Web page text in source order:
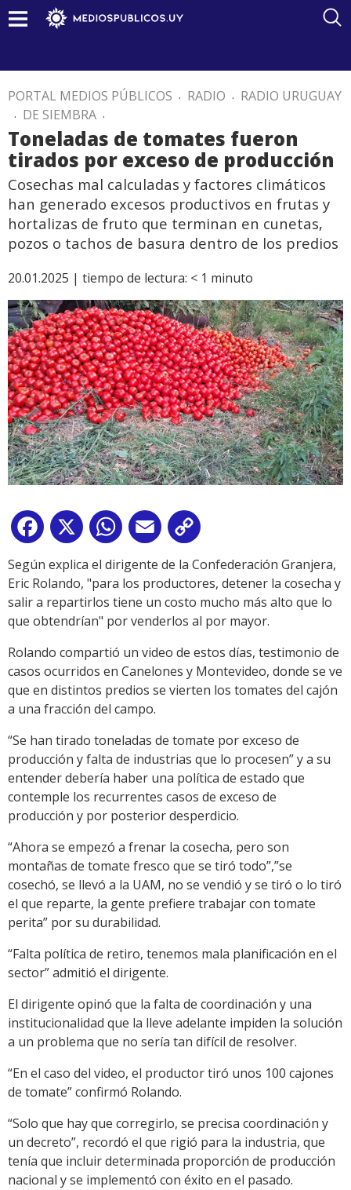
PORTAL MEDIOS PÚBLICOS . RADIO . RADIO URUGUAY
. DE SIEMBRA .
Toneladas de tomates fueron
tirados por exceso de producción
Cosechas mal calculadas y factores climáticos
han generado excesos productivos en frutas y
hortalizas de fruto que terminan en cunetas,
pozos o tachos de basura dentro de los predios
20.01.2025 | tiempo de lectura: < 1 minuto
Facebook
X WhatsApp
Email
Link
Según explica el dirigente de la Confederación Granjera,
Eric Rolando, "para los productores, detener la cosecha y
salir a repartirlos tiene un costo mucho más alto que lo
que obtendrían" por venderlos al por mayor.
Rolando compartió un video de estos días, testimonio de
casos ocurridos en Canelones y Montevideo, donde se ve
que en distintos predios se vierten los tomates del cajón
a una fracción del campo.
“Se han tirado toneladas de tomate por exceso de
producción y falta de industrias que lo procesen” y a su
entender debería haber una política de estado que
contemple los recurrentes casos de exceso de
producción y por posterior desperdicio.
“Ahora se empezó a frenar la cosecha, pero son
montañas de tomate fresco que se tiró todo”,”se
cosechó, se llevó a la UAM, no se vendió y se tiró o lo tiró
el que reparte, la gente prefiere trabajar con tomate
perita” por su durabilidad.
“Falta política de retiro, tenemos mala planificación en el
sector” admitió el dirigente.
El dirigente opinó que la falta de coordinación y una
institucionalidad que la lleve adelante impiden la solución
a un problema que no sería tan difícil de resolver.
“En el caso del video, el productor tiró unos 100 cajones
de tomate” confirmó Rolando.
“Solo que hay que corregirlo, se precisa coordinación y
un decreto”, recordó el que rigió para la industria, que
tenía que incluir determinada proporción de producción
nacional y se implementó con éxito en el pasado.